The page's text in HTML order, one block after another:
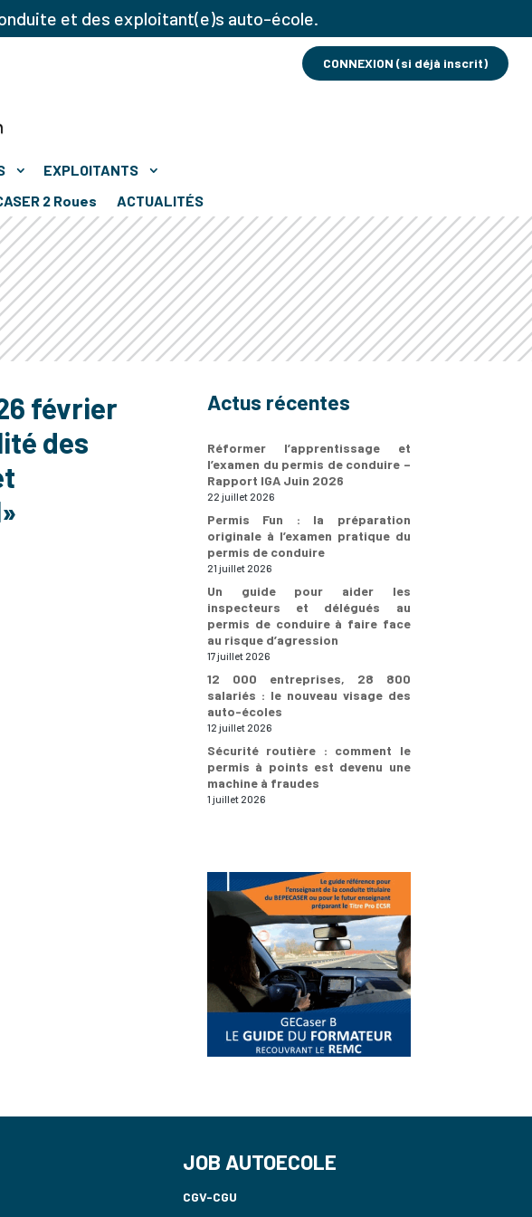
et des exploitant(e)s auto-école.
EXPLOITANTS
2 Roues ACTUALITÉS
CONNEXION (si déjà inscrit)
février
des
Actus récentes
Réformer l’apprentissage et
l’examen du permis de conduire –
Rapport IGA Juin 2026
22 juillet 2026
Permis Fun : la préparation
originale à l’examen pratique du
permis de conduire
21 juillet 2026
Un guide pour aider les
inspecteurs et délégués au
permis de conduire à faire face
au risque d’agression
17 juillet 2026
12 000 entreprises, 28 800
salariés : le nouveau visage des
auto-écoles
12 juillet 2026
Sécurité routière : comment le
permis à points est devenu une
machine à fraudes
1 juillet 2026
JOB AUTOECOLE
CGV-CGU